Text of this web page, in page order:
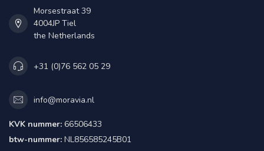
Morsestraat 39
4004JP Tiel
the Netherlands
+31 (0)76 562 05 29
info@moravia.nl
KVK nummer: 66506433
btw-nummer: NL856585245B01